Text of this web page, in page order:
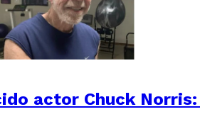
actor Chuck